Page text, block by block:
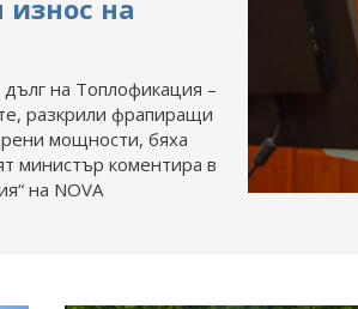
износ на
на Топлофикация –
разкрили фрапиращи
мощности, бяха
министър коментира в
на NOVA